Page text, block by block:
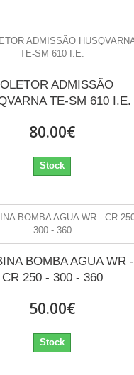
ADMISSÃO
TE-SM 610 I.E.
80.00€
Stock
BOMBA AGUA WR -
CR 250 - 300 - 360
50.00€
Stock